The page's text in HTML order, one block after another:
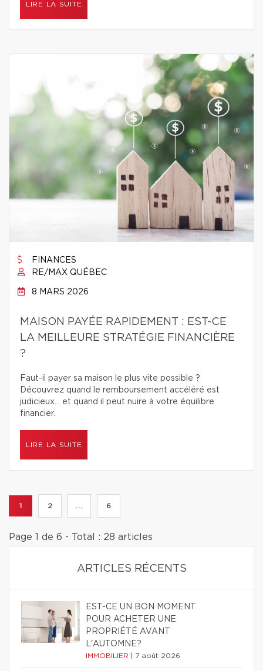
LIRE LA SUITE
FINANCES
RE/MAX QUÉBEC
8 MARS 2026
MAISON PAYÉE RAPIDEMENT : EST-CE
LA MEILLEURE STRATÉGIE FINANCIÈRE
?
Faut-il payer sa maison le plus vite possible ?
Découvrez quand le remboursement accéléré est
judicieux… et quand il peut nuire à votre équilibre
financier.
LIRE LA SUITE
1 2 ... 6
Page 1 de 6 - Total : 28 articles
ARTICLES RÉCENTS
EST-CE UN BON MOMENT
POUR ACHETER UNE
PROPRIÉTÉ AVANT
L'AUTOMNE?
IMMOBILIER 7 août 2026